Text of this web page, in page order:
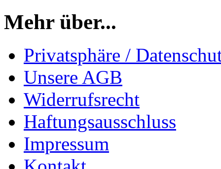
Mehr über...
Privatsphäre /
Unsere AGB
Widerrufsrecht
Haftungsausschluss
Impressum